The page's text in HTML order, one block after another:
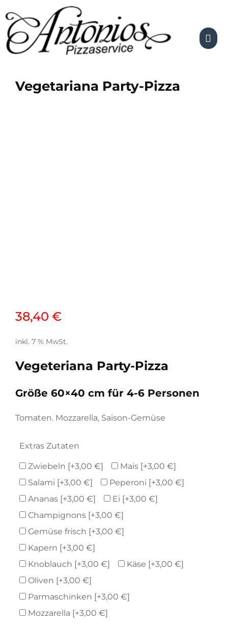
to
content
Vegetariana Party-Pizza
38,40 €
inkl. 7 % MwSt.
Vegeteriana Party-Pizza
Größe 60×40 cm für 4-6 Personen
Tomaten. Mozzarella, Saison-Gemüse
Extras Zutaten
Zwiebeln [+3,00 €] Mais [+3,00 €]
Salami [+3,00 €] Peperoni [+3,00 €]
Ananas [+3,00 €] Ei [+3,00 €]
Champignons [+3,00 €]
Gemüse frisch [+3,00 €]
Kapern [+3,00 €]
Knoblauch [+3,00 €] Käse [+3,00 €]
Oliven [+3,00 €]
Parmaschinken [+3,00 €]
Mozzarella [+3,00 €]